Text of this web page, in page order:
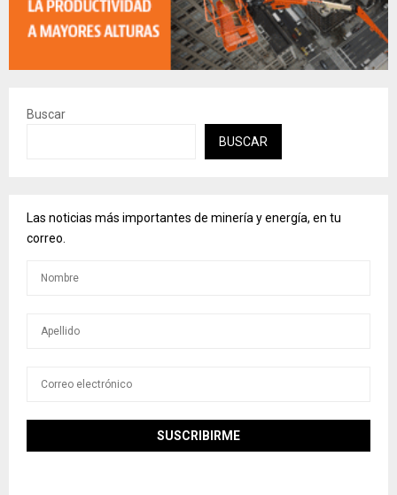
Buscar
BUSCAR
Las noticias más importantes de minería y energía, en tu
correo.